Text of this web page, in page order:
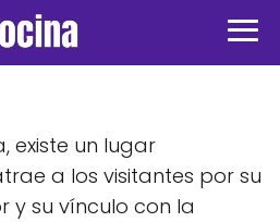
existe un lugar
a los visitantes por su
su vínculo con la